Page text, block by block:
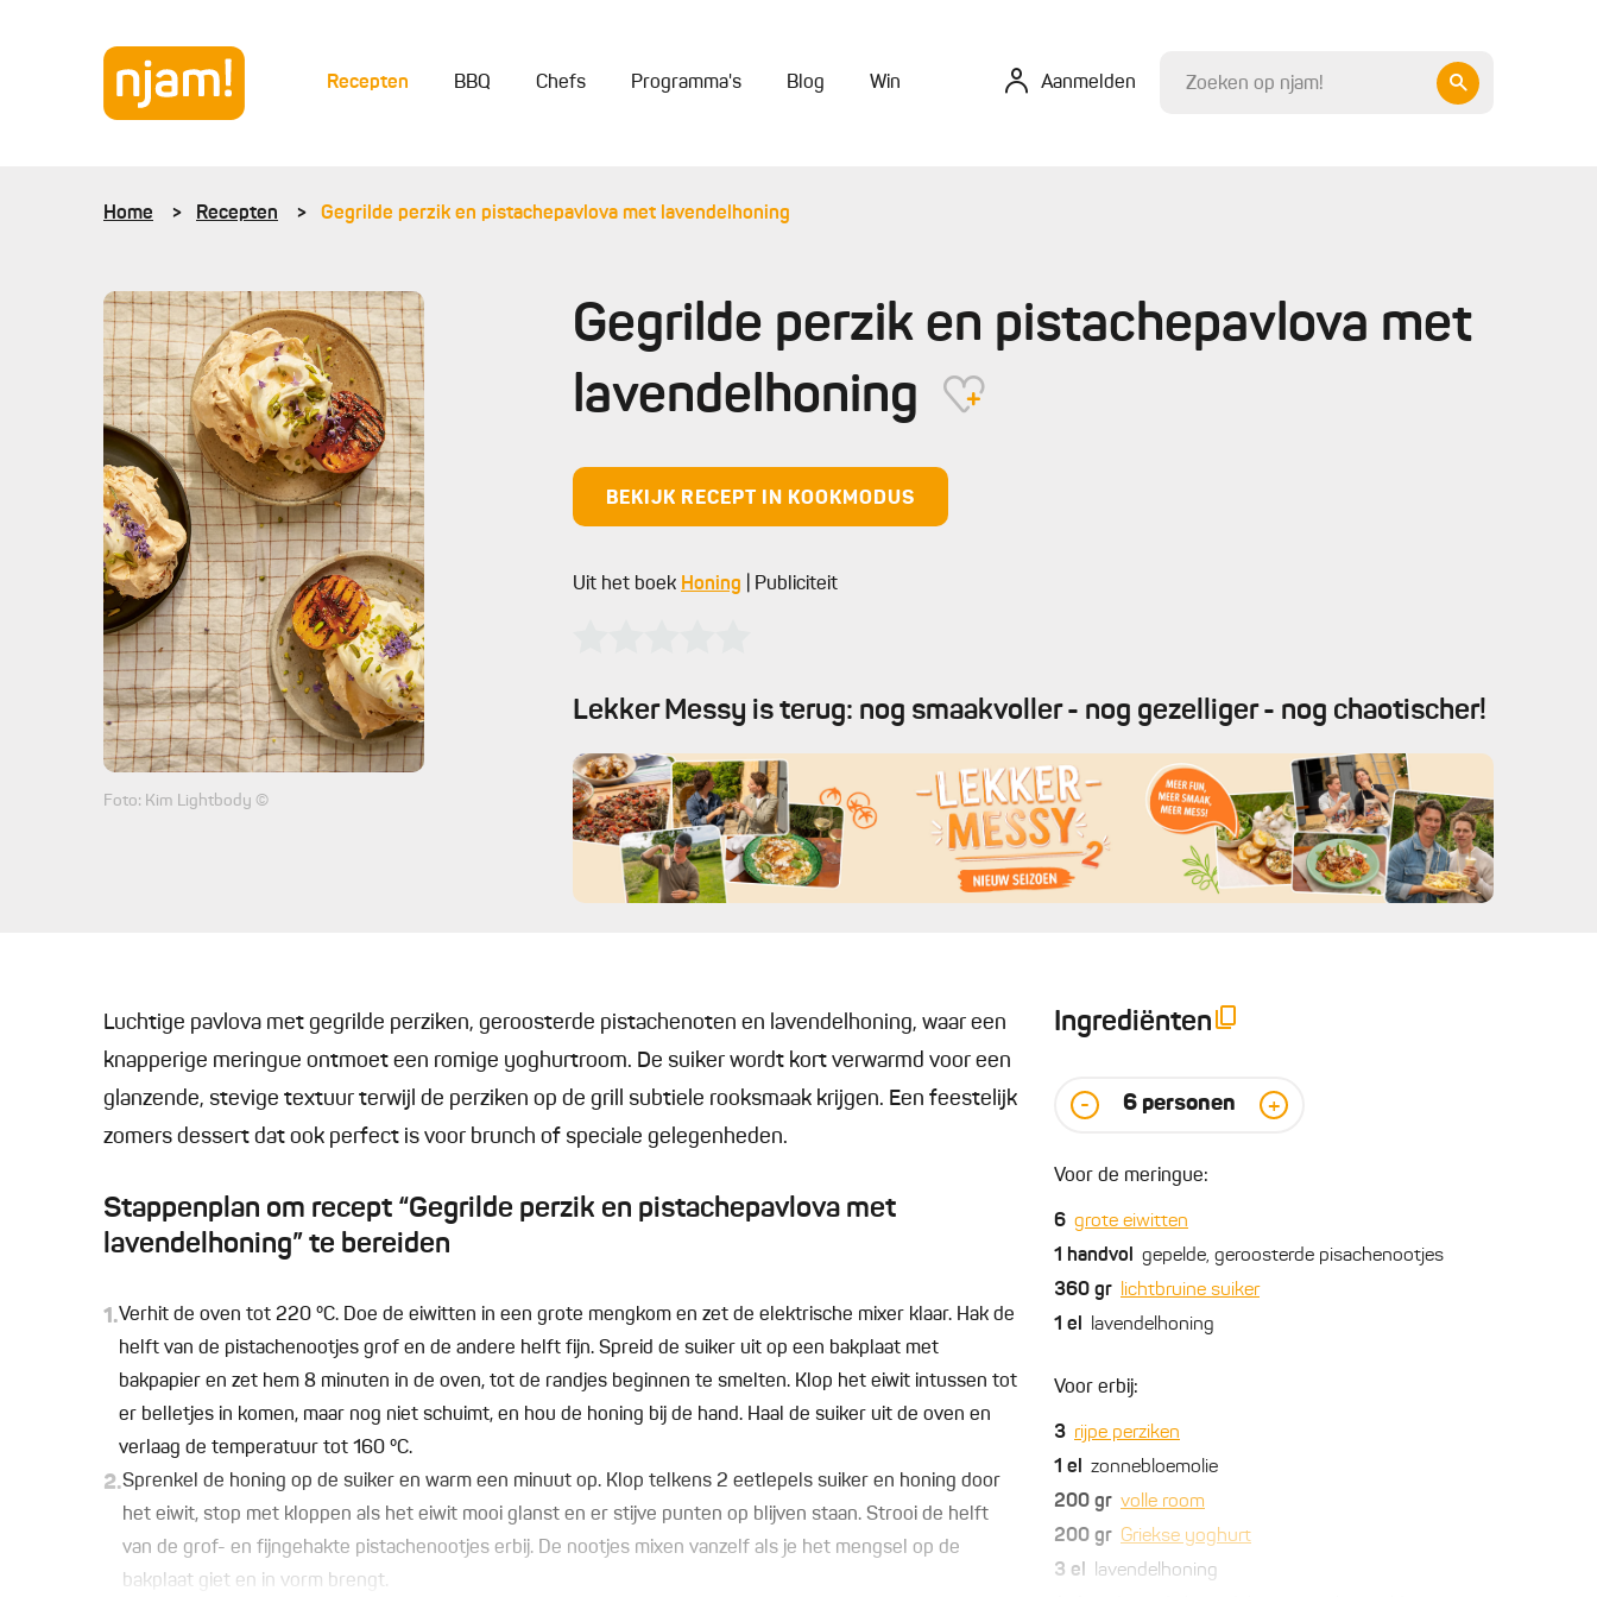
Recepten BBQ Chefs Programma's Blog Win Aanmelden
Home Recepten Gegrilde perzik en pistachepavlova met lavendelhoning
Foto: Kim Lightbody ©
Gegrilde perzik en pistachepavlova met
lavendelhoning
BEKIJK RECEPT IN KOOKMODUS
Uit het boek Honing | Publiciteit
Lekker Messy is terug: nog smaakvoller - nog gezelliger - nog chaotischer!
Ingrediënten
- 6 personen +
Voor de meringue:
6 grote eiwitten
1 handvol gepelde, geroosterde pisachenootjes
360 gr lichtbruine suiker
1 el lavendelhoning
Voor erbij:
3 rijpe perziken
1 el zonnebloemolie
200 gr volle room
200 gr Griekse yoghurt
3 el lavendelhoning
Luchtige pavlova met gegrilde perziken, geroosterde pistachenoten en lavendelhoning, waar een
knapperige meringue ontmoet een romige yoghurtroom. De suiker wordt kort verwarmd voor een
glanzende, stevige textuur terwijl de perziken op de grill subtiele rooksmaak krijgen. Een feestelijk
zomers dessert dat ook perfect is voor brunch of speciale gelegenheden.
Stappenplan om recept “Gegrilde perzik en pistachepavlova met
lavendelhoning” te bereiden
1.Verhit de oven tot 220 °C. Doe de eiwitten in een grote mengkom en zet de elektrische mixer klaar. Hak de
helft van de pistachenootjes grof en de andere helft fijn. Spreid de suiker uit op een bakplaat met
bakpapier en zet hem 8 minuten in de oven, tot de randjes beginnen te smelten. Klop het eiwit intussen tot
er belletjes in komen, maar nog niet schuimt, en hou de honing bij de hand. Haal de suiker uit de oven en
verlaag de temperatuur tot 160 °C.
2.Sprenkel de honing op de suiker en warm een minuut op. Klop telkens 2 eetlepels suiker en honing door
het eiwit, stop met kloppen als het eiwit mooi glanst en er stijve punten op blijven staan. Strooi de helft
van de grof- en fijngehakte pistachenootjes erbij. De nootjes mixen vanzelf als je het mengsel op de
bakplaat giet en in vorm brengt.